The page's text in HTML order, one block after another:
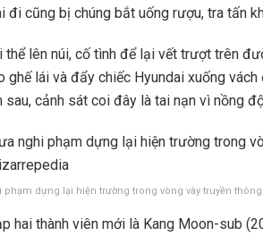
đi cũng bị chúng bắt uống rượu, tra tấn
thể lên núi, cố tình để lại vết trượt trên
ghế lái và đẩy chiếc Hyundai xuống
sau, cảnh sát coi đây là tai nạn vì nồng
phạm dựng lại hiện trường trong vòng vây truyền
hai thành viên mới là Kang Moon-sub